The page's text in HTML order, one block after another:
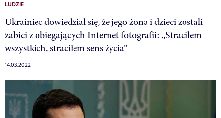
LUDZIE
Ukrainiec dowiedział się, że jego żona i dzieci zostali
zabici z obiegających Internet fotografii: „Straciłem
wszystkich, straciłem sens życia”
14.03.2022